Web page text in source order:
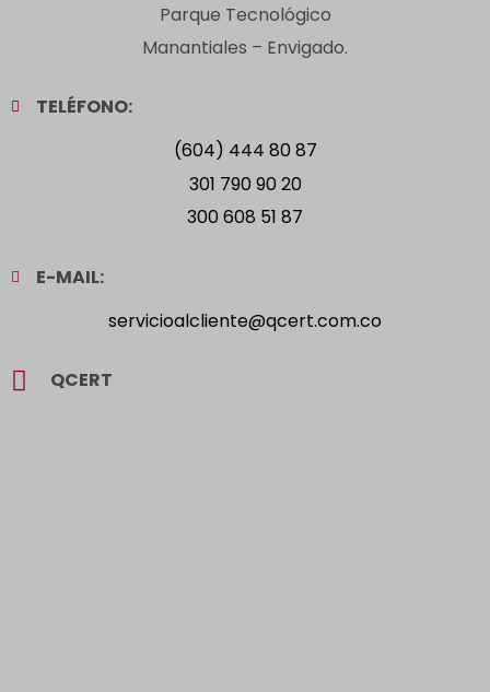
Parque Tecnológico
Manantiales – Envigado.
TELÉFONO:
(604) 444 80 87
301 790 90 20
300 608 51 87
E-MAIL:
servicioalcliente@qcert.com.co
QCERT